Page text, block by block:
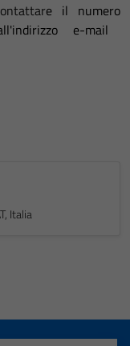
e il numero
e-mail
Italia